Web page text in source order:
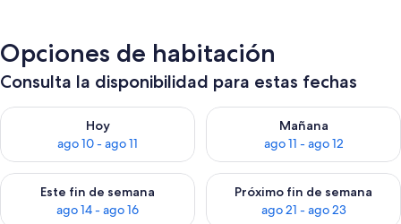
Opciones de habitación
Consulta la disponibilidad para estas fechas
Hoy
ago 10 - ago 11
Consulta la disponibilidad para hoy ago 10 - ago 11
Mañana
ago 11 - ago 12
Consulta la disponibilidad
Este fin de semana
ago 14 - ago 16
Consulta la disponibilidad para este fin de semana ago 14 -
Próximo fin de semana
ago 21 - ago 23
Consulta la disponibilidad